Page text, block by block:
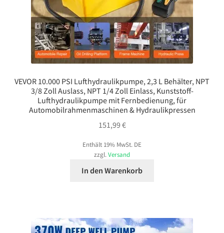
VEVOR 10.000 PSI Lufthydraulikpumpe, 2,3 L Behälter, NPT
3/8 Zoll Auslass, NPT 1/4 Zoll Einlass, Kunststoff-
Lufthydraulikpumpe mit Fernbedienung, für
Automobilrahmenmaschinen & Hydraulikpressen
151,99 €
Enthält 19% MwSt. DE
zzgl.Versand
In den Warenkorb